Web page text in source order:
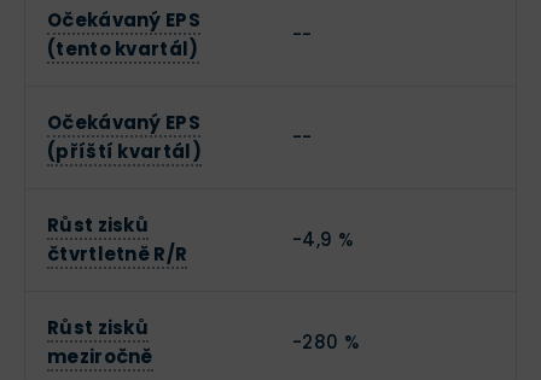
Očekávaný EPS
(tento kvartál)
--
Očekávaný EPS
(příští kvartál)
--
Růst zisků
čtvrtletně R/R
-4,9 %
Růst zisků
meziročně
-280 %